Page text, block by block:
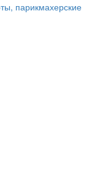
парикмахерские